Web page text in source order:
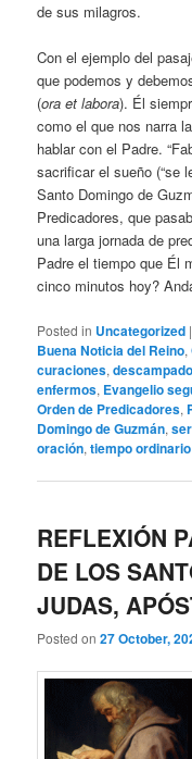
de sus milagros.
Con el ejemplo del
que podemos y
(ora et labora). Él
como el que nos narra
hablar con el Padre.
sacrificar el sueño (“se
Santo Domingo de
Predicadores, que
una larga jornada de
Padre el tiempo que Él
cinco minutos hoy?
Posted in Uncategorized
Buena Noticia del Reino,
curaciones,descampado
enfermos, Evangelio
Orden de Predicadores,
Domingo de Guzmán,
oración,tiempo ordinario
REFLEXIÓN
DE LOS
JUDAS,
Posted on27 October,